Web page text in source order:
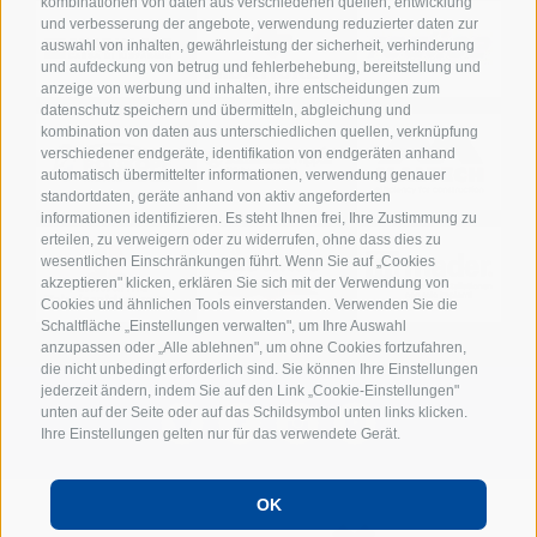
und verbesserung der angebote, verwendung reduzierter daten zur
auswahl von inhalten, gewährleistung der sicherheit, verhinderung
und aufdeckung von betrug und fehlerbehebung, bereitstellung und
anzeige von werbung und inhalten, ihre entscheidungen zum
datenschutz speichern und übermitteln, abgleichung und
kombination von daten aus unterschiedlichen quellen, verknüpfung
verschiedener endgeräte, identifikation von endgeräten anhand
automatisch übermittelter informationen, verwendung genauer
standortdaten, geräte anhand von aktiv angeforderten
informationen identifizieren. Es steht Ihnen frei, Ihre Zustimmung zu
erteilen, zu verweigern oder zu widerrufen, ohne dass dies zu
wesentlichen Einschränkungen führt. Wenn Sie auf „Cookies
akzeptieren" klicken, erklären Sie sich mit der Verwendung von
Cookies und ähnlichen Tools einverstanden. Verwenden Sie die
Schaltfläche „Einstellungen verwalten", um Ihre Auswahl
anzupassen oder „Alle ablehnen", um ohne Cookies fortzufahren,
die nicht unbedingt erforderlich sind. Sie können Ihre Einstellungen
jederzeit ändern, indem Sie auf den Link „Cookie-Einstellungen"
unten auf der Seite oder auf das Schildsymbol unten links klicken.
Ihre Einstellungen gelten nur für das verwendete Gerät.
OK
POWERED BY